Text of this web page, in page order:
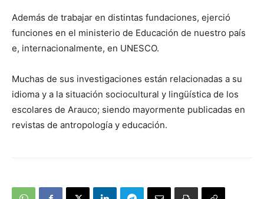
Además de trabajar en distintas fundaciones, ejerció
funciones en el ministerio de Educación de nuestro país
e, internacionalmente, en UNESCO.
Muchas de sus investigaciones están relacionadas a su
idioma y a la situación sociocultural y lingüística de los
escolares de Arauco; siendo mayormente publicadas en
revistas de antropología y educación.